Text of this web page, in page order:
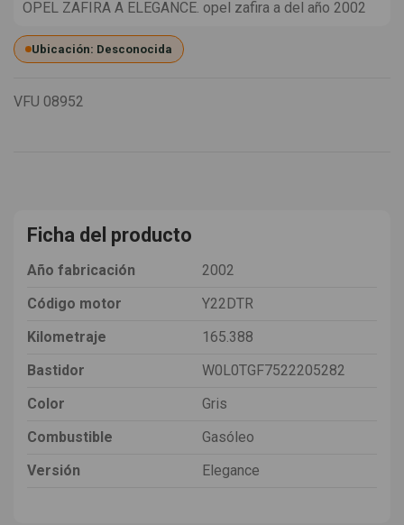
OPEL ZAFIRA A ELEGANCE. opel zafira a del año 2002
Ubicación: Desconocida
VFU 08952
Ficha del producto
Año fabricación
2002
Código motor
Y22DTR
Kilometraje
165.388
Bastidor
W0L0TGF7522205282
Color
Gris
Combustible
Gasóleo
Versión
Elegance